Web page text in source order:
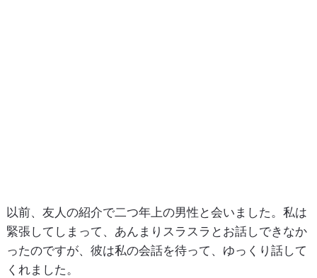
以前、友人の紹介で二つ年上の男性と会いました。私は
緊張してしまって、あんまりスラスラとお話しできなか
ったのですが、彼は私の会話を待って、ゆっくり話して
くれました。